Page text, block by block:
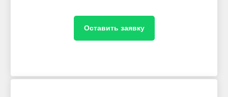
Оставить заявку